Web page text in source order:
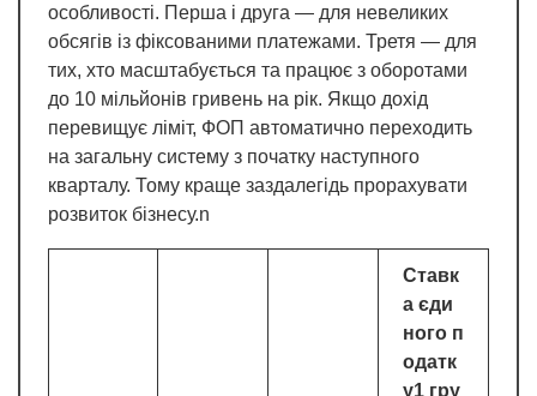
особливості. Перша і друга — для невеликих
обсягів із фіксованими платежами. Третя — для
тих, хто масштабується та працює з оборотами
до 10 мільйонів гривень на рік. Якщо дохід
перевищує ліміт, ФОП автоматично переходить
на загальну систему з початку наступного
кварталу. Тому краще заздалегідь прорахувати
розвиток бізнесу.n
Ставк
а єди
ного п
одатк
у1 гру